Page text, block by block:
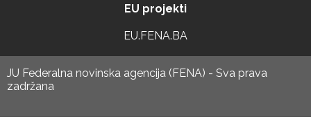
EU projekti
EU.FENA.BA
JU Federalna novinska agencija (FENA) - Sva prava
zadržana